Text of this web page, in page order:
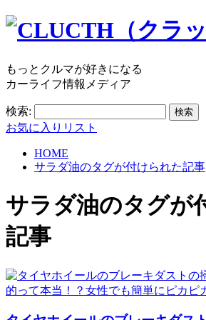
もっとクルマが好きになる
カーライフ情報メディア
検索:
お気に入りリスト
HOME
サラダ油のタグが付けられた記事
サラダ油のタグが
記事